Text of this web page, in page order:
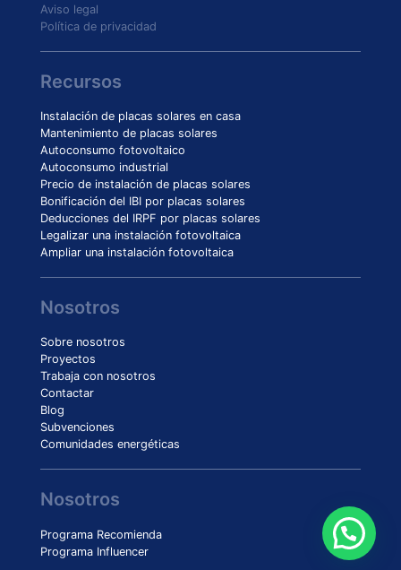
Aviso legal
Política de privacidad
Recursos
Instalación de placas solares en casa
Mantenimiento de placas solares
Autoconsumo fotovoltaico
Autoconsumo industrial
Precio de instalación de placas solares
Bonificación del IBI por placas solares
Deducciones del IRPF por placas solares
Legalizar una instalación fotovoltaica
Ampliar una instalación fotovoltaica
Nosotros
Sobre nosotros
Proyectos
Trabaja con nosotros
Contactar
Blog
Subvenciones
Comunidades energéticas
Nosotros
Programa Recomienda
Programa Influencer